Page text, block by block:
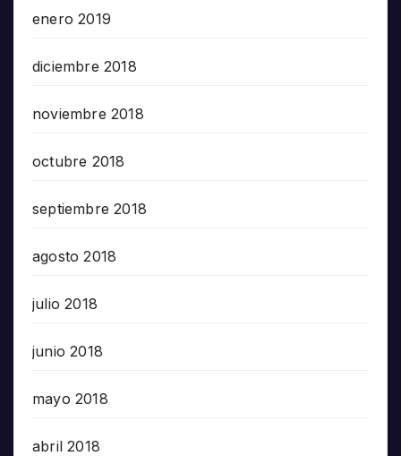
enero 2019
diciembre 2018
noviembre 2018
octubre 2018
septiembre 2018
agosto 2018
julio 2018
junio 2018
mayo 2018
abril 2018